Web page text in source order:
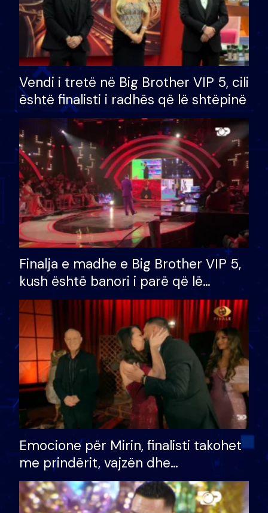
Vendi i tretë në Big Brother VIP 5, cili
është finalisti i radhës që lë shtëpinë
Finalja e madhe e Big Brother VIP 5,
kush është banori i parë që lë
shtëpinë dhe humb mundësinë për
të fituar çmimin e madh
Emocione për Mirin, finalisti takohet
me prindërit, vajzën dhe
bashkëshorten: S’kemi ndonjë letër
divorci apo jo?